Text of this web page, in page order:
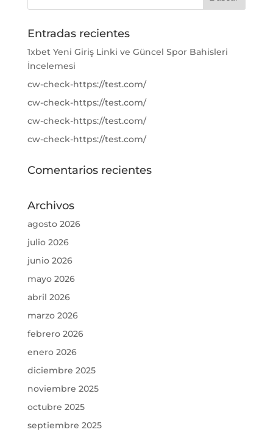
Entradas recientes
1xbet Yeni Giriş Linki ve Güncel Spor Bahisleri
İncelemesi
cw-check-https://test.com/
cw-check-https://test.com/
cw-check-https://test.com/
cw-check-https://test.com/
Comentarios recientes
Archivos
agosto 2026
julio 2026
junio 2026
mayo 2026
abril 2026
marzo 2026
febrero 2026
enero 2026
diciembre 2025
noviembre 2025
octubre 2025
septiembre 2025